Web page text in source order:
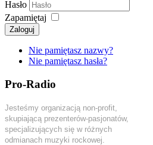
Hasło
Zapamiętaj
Zaloguj
Nie pamiętasz nazwy?
Nie pamiętasz hasła?
Pro-Radio
Jesteśmy organizacją non-profit,
skupiającą prezenterów-pasjonatów,
specjalizujących się w różnych
odmianach muzyki rockowej.